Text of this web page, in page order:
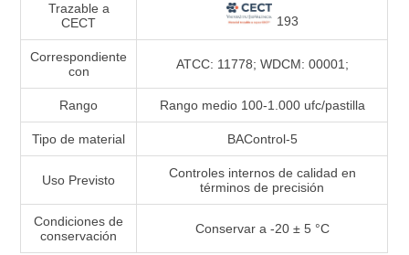
Trazable a
CECT
193
Correspondiente
con
ATCC: 11778; WDCM: 00001;
Rango Rango medio 100-1.000 ufc/pastilla
Tipo de material BAControl-5
Uso Previsto
Controles internos de calidad en
términos de precisión
Condiciones de
conservación
Conservar a -20 ± 5 °C